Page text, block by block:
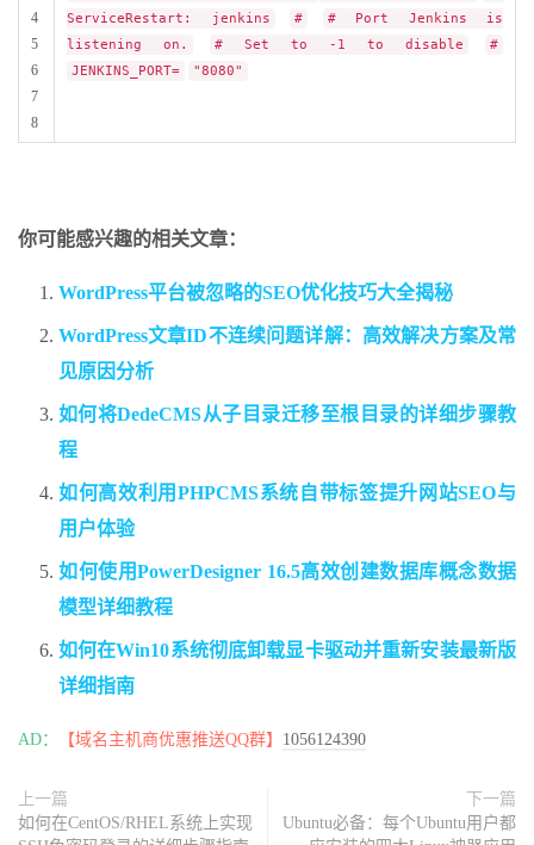
4
5
6
7
8
ServiceRestart: jenkins
#
# Port Jenkins is
listening on.
# Set to -1 to disable
#
JENKINS_PORT=
"8080"
你可能感兴趣的相关文章：
WordPress平台被忽略的SEO优化技巧大全揭秘
WordPress文章ID不连续问题详解：高效解决方案及常
见原因分析
如何将DedeCMS从子目录迁移至根目录的详细步骤教
程
如何高效利用PHPCMS系统自带标签提升网站SEO与
用户体验
如何使用PowerDesigner 16.5高效创建数据库概念数据
模型详细教程
如何在Win10系统彻底卸载显卡驱动并重新安装最新版
详细指南
AD： 【域名主机商优惠推送QQ群】 1056124390
上一篇
如何在CentOS/RHEL系统上实现
下一篇
Ubuntu必备：每个Ubuntu用户都